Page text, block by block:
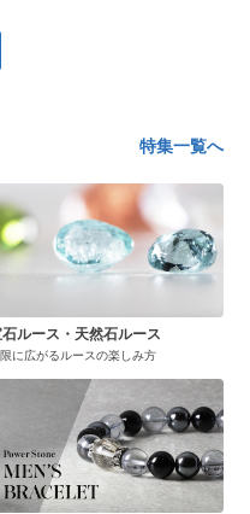
特集一覧へ
ルース・天然石ルース
に広がるルースの楽しみ方